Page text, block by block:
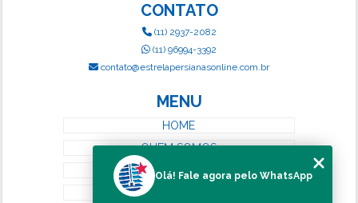
CONTATO
(11) 2937-2082
(11) 96994-3392
contato@estrelapersianasonline.com.br
MENU
HOME
QUEM SOMOS
SERVIÇOS
Olá! Fale agora pelo WhatsApp